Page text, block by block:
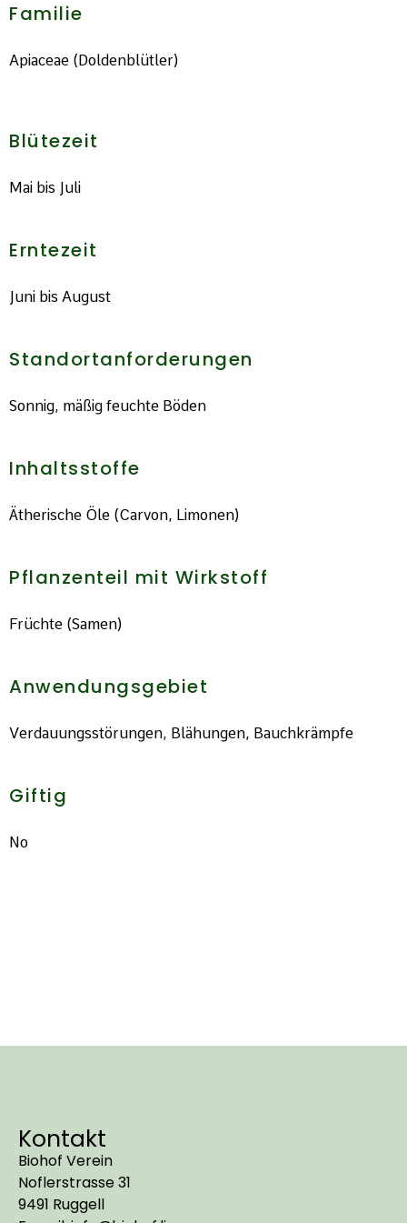
Familie
Apiaceae (Doldenblütler)
Blütezeit
Mai bis Juli
Erntezeit
Juni bis August
Standortanforderungen
Sonnig, mäßig feuchte Böden
Inhaltsstoffe
Ätherische Öle (Carvon, Limonen)
Pflanzenteil mit Wirkstoff
Früchte (Samen)
Anwendungsgebiet
Verdauungsstörungen, Blähungen, Bauchkrämpfe
Giftig
No
Kontakt
Biohof Verein
Noflerstrasse 31
9491 Ruggell